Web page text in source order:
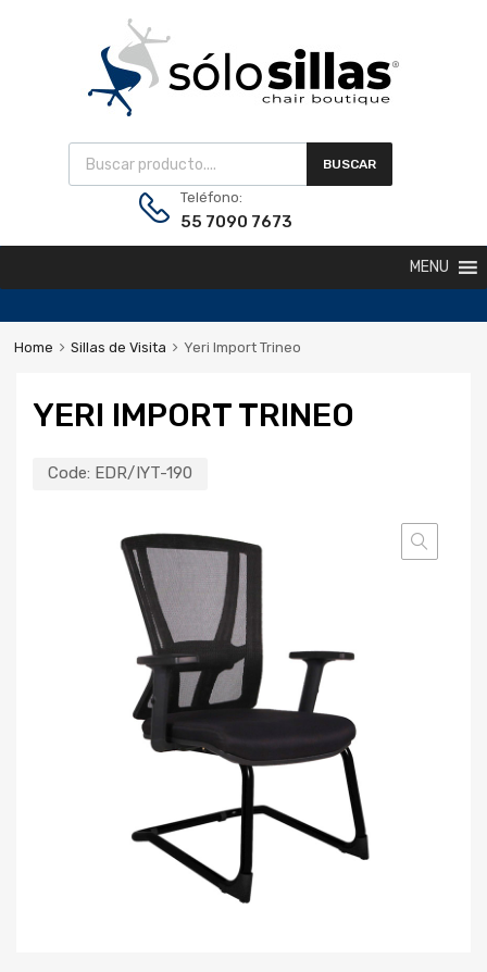
BUSCAR
Teléfono:
55 7090 7673
MENU
Home Sillas de Visita Yeri Import Trineo
YERI IMPORT TRINEO
Code: EDR/IYT-190